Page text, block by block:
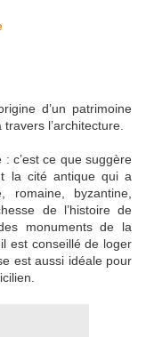
d’un patrimoine
l’architecture.
c’est ce que suggère
la cité antique qui a
romaine, byzantine,
de l’histoire de
monuments de la
est conseillé de loger
est aussi idéale pour